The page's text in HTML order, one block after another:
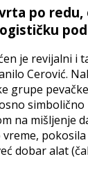
po
je revijalni i
Cerović.
grupe
na mišljenje
dobar alat